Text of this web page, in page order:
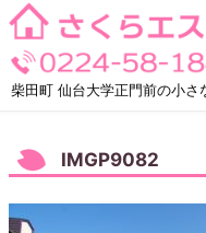
Skip
to
content
柴田町 仙台大学正門前の小さ
IMGP9082